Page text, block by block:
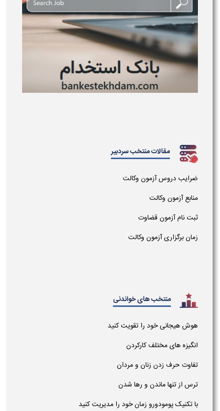
مقالات منتخب سردبیر
ضرایب دروس آزمون وکالت
منابع آزمون وکالت
ثبت نام آزمون قضاوت
زمان برگزاری آزمون وکالت
منتخب های خواندنی
هوش هیجانی خود را تقویت کنید
انگیزه های مختلف کارکردن
تفاوت حرف زدن زنان و مردان
ترس از تنها ماندن و رها شدن
با تکنیک پومودورو زمان خود را مدیریت کنید